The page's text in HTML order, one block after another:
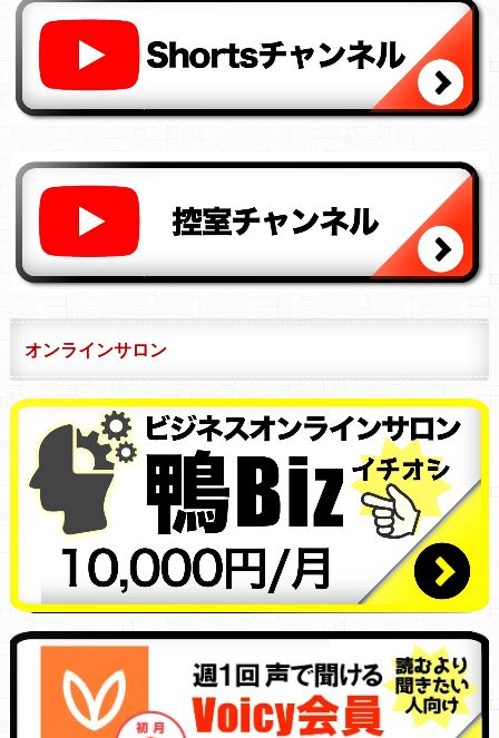
オンラインサロン